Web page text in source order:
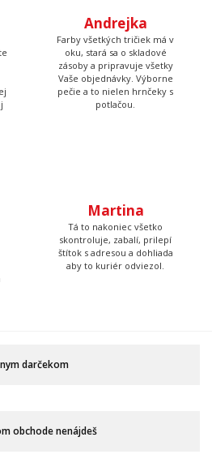
Andrejka
Farby všetkých tričiek má v
oku, stará sa o skladové
zásoby a pripravuje všetky
Vaše objednávky. Výborne
pečie a to nielen hrnčeky s
potlačou.
Martina
Tá to nakoniec všetko
skontroluje, zabalí, prilepí
štítok s adresou a dohliada
aby to kuriér odviezol.
darčekom
obchode nenájdeš